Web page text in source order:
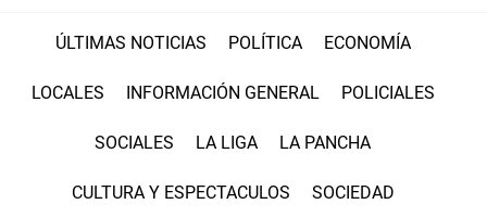
ÚLTIMAS NOTICIAS POLÍTICA ECONOMÍA
LOCALES INFORMACIÓN GENERAL POLICIALES
SOCIALES LA LIGA LA PANCHA
CULTURA Y ESPECTACULOS SOCIEDAD